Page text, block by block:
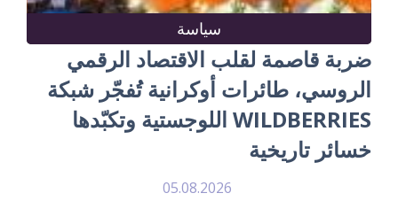
سياسة
ضربة قاصمة لقلب الاقتصاد الرقمي
الروسي، طائرات أوكرانية تُفجّر شبكة
WILDBERRIES اللوجستية وتكبّدها
خسائر تاريخية
05.08.2026